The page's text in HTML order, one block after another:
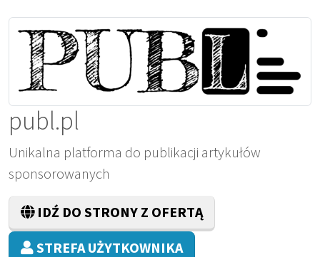
publ.pl
Unikalna platforma do publikacji artykułów
sponsorowanych
IDŹ DO STRONY Z OFERTĄ
STREFA UŻYTKOWNIKA